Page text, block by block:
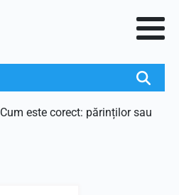
Cum este corect: părinților sau